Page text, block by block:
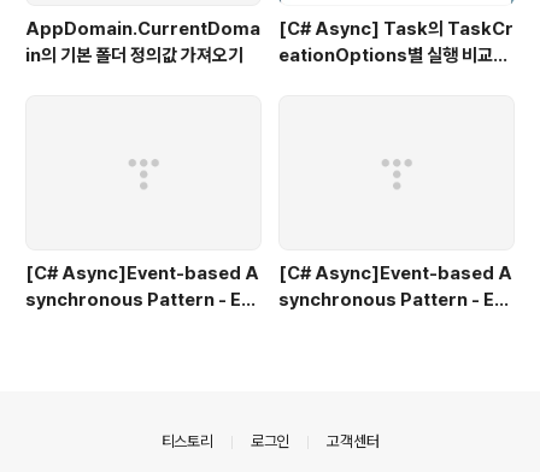
AppDomain.CurrentDoma
in의 기본 폴더 정의값 가져오기
[C# Async] Task의 TaskCr
eationOptions별 실행 비교와
[C# Async]Event-based A
synchronous Pattern - EA
[C# Async]Event-based A
synchronous Pattern - EA
티스토리 로그인 고객센터